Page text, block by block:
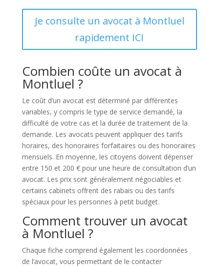
Je consulte un avocat à Montluel
rapidement ICI
Combien coûte un avocat à
Montluel ?
Le coût d’un avocat est déterminé par différentes
variables, y compris le type de service demandé, la
difficulté de votre cas et la durée de traitement de la
demande. Les avocats peuvent appliquer des tarifs
horaires, des honoraires forfaitaires ou des honoraires
mensuels. En moyenne, les citoyens doivent dépenser
entre 150 et 200 € pour une heure de consultation d’un
avocat. Les prix sont généralement négociables et
certains cabinets offrent des rabais ou des tarifs
spéciaux pour les personnes à petit budget.
Comment trouver un avocat
à Montluel ?
Chaque fiche comprend également les coordonnées
de l’avocat, vous permettant de le contacter